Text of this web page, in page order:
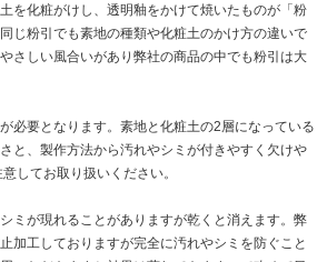
を化粧がけし、透明釉をかけて焼いたものが「粉
じ粉引でも素地の種類や化粧土のかけ方の違いで
さしい風合いがあり弊社の商品の中でも粉引は大
必要となります。素地と化粧土の2層になっている
と、製作方法から汚れやシミが付きやすく欠けや
してお取り扱いください。
ミが現れることがありますが乾くと消えます。弊
加工しておりますが完全に汚れやシミを防ぐこと